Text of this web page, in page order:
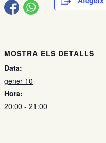
MOSTRA ELS DETALLS
Data:
gener 10
Hora:
20:00 - 21:00